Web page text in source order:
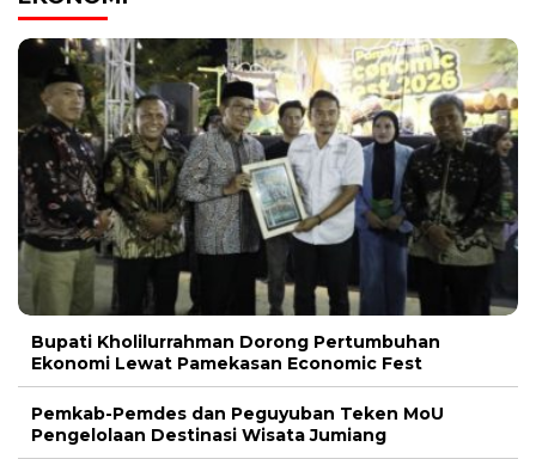
Bupati Kholilurrahman Dorong Pertumbuhan
Ekonomi Lewat Pamekasan Economic Fest
Pemkab-Pemdes dan Peguyuban Teken MoU
Pengelolaan Destinasi Wisata Jumiang